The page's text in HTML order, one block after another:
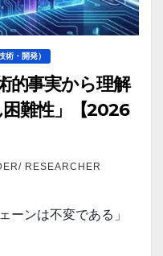
術・開発）
的事実から理解
難性」【2026
RESEARCHER
ーンは不変である」